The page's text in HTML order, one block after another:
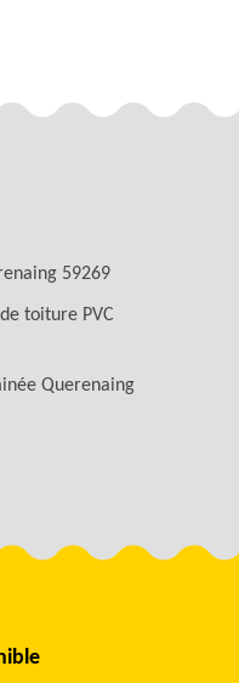
59269
toiture PVC
Querenaing